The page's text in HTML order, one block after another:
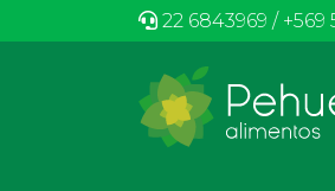
22 6843969 / +569